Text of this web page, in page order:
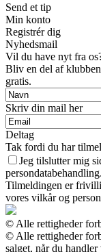
Send et tip
Min konto
Registrér dig
Nyhedsmail
Vil du have nyt fra
Bliv en del af
gratis.
Skriv din mail her
Deltag
Tak fordi du har
Jeg tilslutter mig
persondatabehandling.
Tilmeldingen er
vores vilkår og
© Alle rettigheder
© Alle rettigheder
salget, når du